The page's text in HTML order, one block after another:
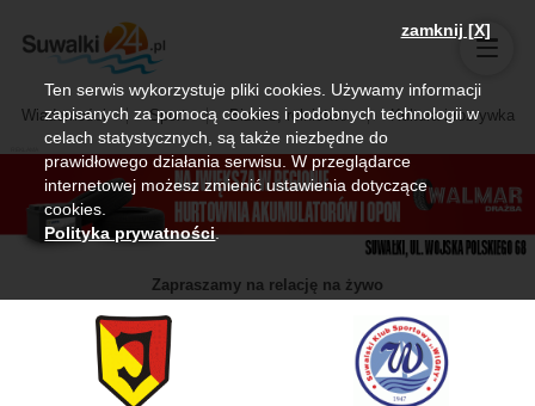
Wiadomości Sport Biznes, rolnictwo Kultura i rozrywka
Zapraszamy na relację na żywo
zamknij [X]
Ten serwis wykorzystuje pliki cookies. Używamy informacji
zapisanych za pomocą cookies i podobnych technologii w
celach statystycznych, są także niezbędne do
prawidłowego działania serwisu. W przeglądarce
internetowej możesz zmienić ustawienia dotyczące
cookies.
Polityka prywatności.